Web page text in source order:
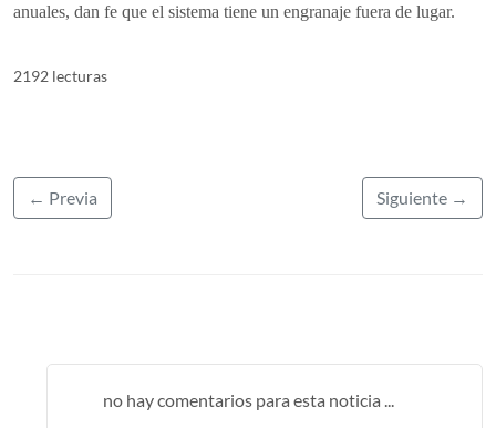
anuales, dan fe que el sistema tiene un engranaje fuera de lugar.
2192 lecturas
← Previa Siguiente →
no hay comentarios para esta noticia ...